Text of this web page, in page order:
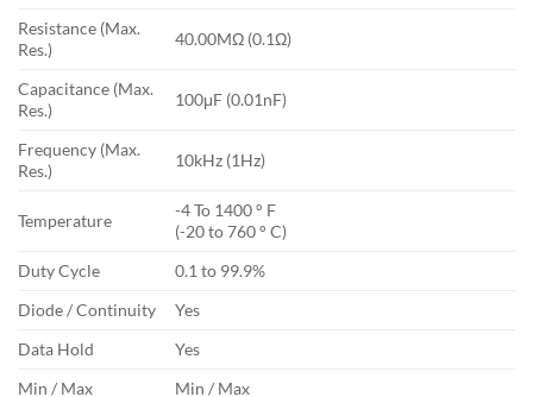
Resistance (Max.
Res.)
40.00MΩ (0.1Ω)
Capacitance (Max.
Res.)
100μF (0.01nF)
Frequency (Max.
Res.)
10kHz (1Hz)
Temperature
-4 To 1400 ° F
(-20 to 760 ° C)
Duty Cycle
0.1 to 99.9%
Diode / Continuity
Yes
Data Hold
Yes
Min / Max
Min / Max